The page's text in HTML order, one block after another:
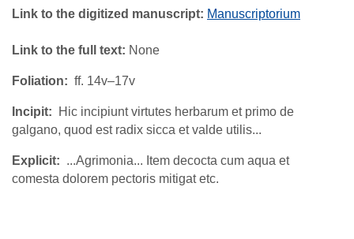
Link to the digitized manuscript: Manuscriptorium
Link to the full text: None
Foliation ff. 14v–17v
Incipit
Hic incipiunt virtutes herbarum et primo de
galgano, quod est radix sicca et valde utilis...
Explicit
...Agrimonia... Item decocta cum aqua et
comesta dolorem pectoris mitigat etc.